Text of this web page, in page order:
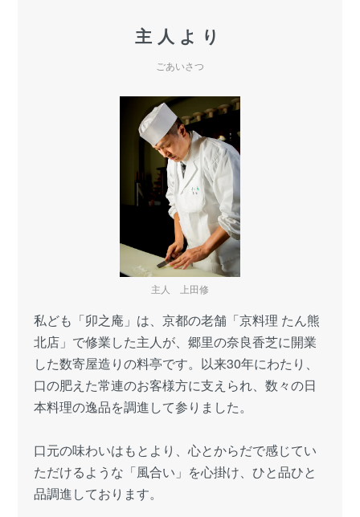
主人より
ごあいさつ
主人 上田修
私ども「卯之庵」は、京都の老舗「京料理 たん熊
北店」で修業した主人が、郷里の奈良香芝に開業
した数寄屋造りの料亭です。以来30年にわたり、
口の肥えた常連のお客様方に支えられ、数々の日
本料理の逸品を調進して参りました。
口元の味わいはもとより、心とからだで感じてい
ただけるような「風合い」を心掛け、ひと品ひと
品調進しております。